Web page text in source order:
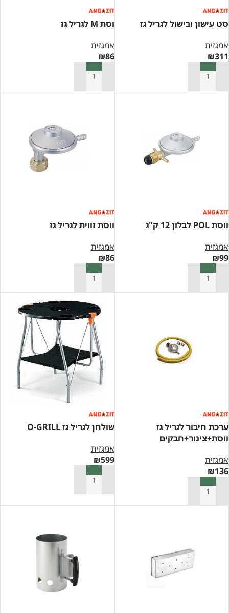
סט עישון ובישול לגריל גז
אמגזית
₪311
הוספה לסל
וסת M לגריל גז
אמגזית
₪86
הוספה לסל
ווסת POL לבלון 12 ק"ג
אמגזית
₪99
הוספה לסל
ווסת זווית לגריל גז
אמגזית
₪86
הוספה לסל
ערכת חיבור לגריל גז
ווסת+צינור+חבקים
אמגזית
₪136
הוספה לסל
שולחן לגריל גז O-GRILL
אמגזית
₪599
הוספה לסל